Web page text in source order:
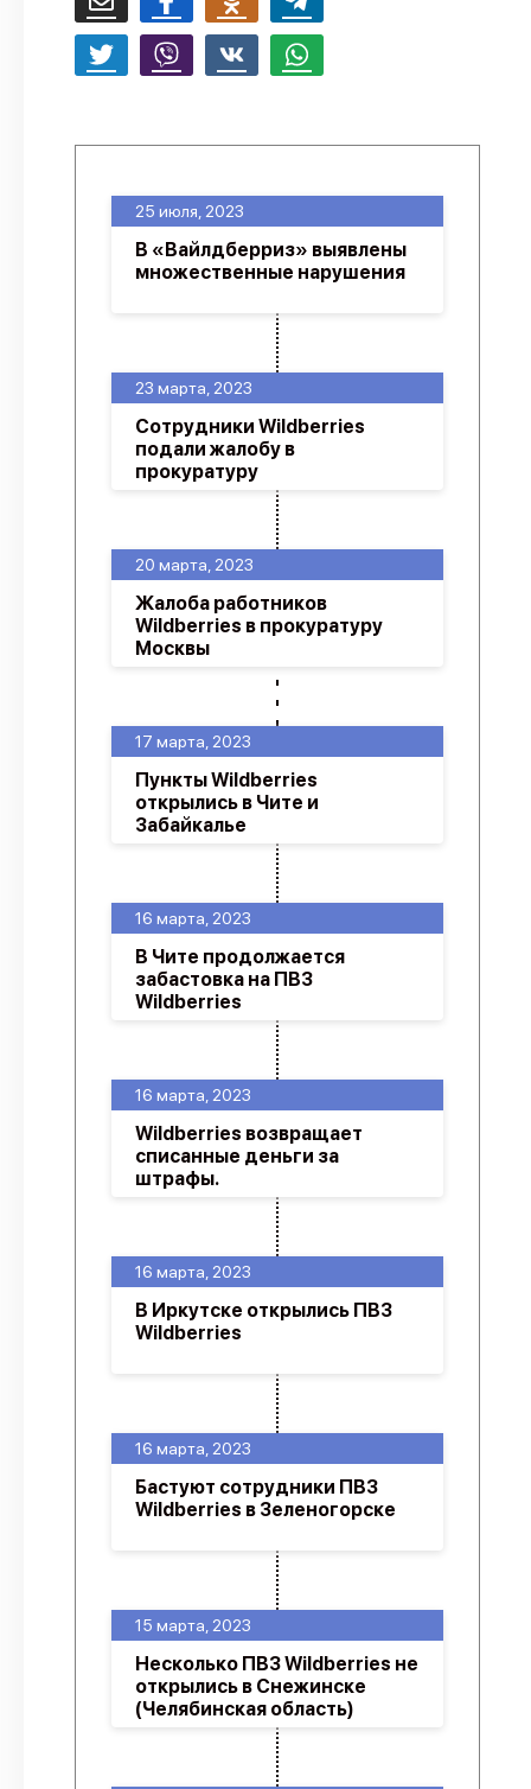
15 марта, 2023
Несколько ПВЗ Wildberries не
открылись в Снежинске
(Челябинская область)
16 марта, 2023
Бастуют сотрудники ПВЗ
Wildberries в Зеленогорске
16 марта, 2023
В Иркутске открылись ПВЗ
Wildberries
16 марта, 2023
Wildberries возвращает
списанные деньги за
штрафы.
16 марта, 2023
В Чите продолжается
забастовка на ПВЗ
Wildberries
17 марта, 2023
Пункты Wildberries
открылись в Чите и
Забайкалье
20 марта, 2023
Жалоба работников
Wildberries в прокуратуру
Москвы
23 марта, 2023
Сотрудники Wildberries
подали жалобу в
прокуратуру
25 июля, 2023
В «Вайлдберриз» выявлены
множественные нарушения